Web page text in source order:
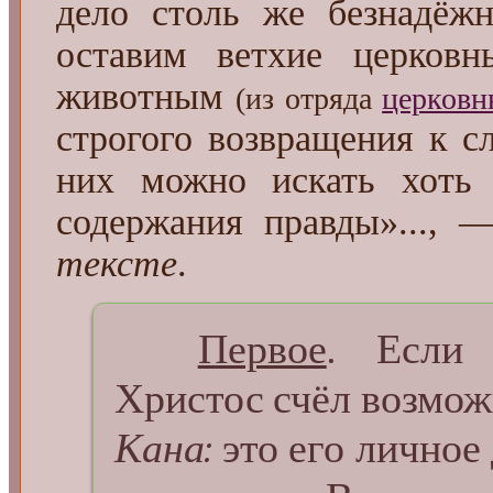
дело столь же
оставим ветхие
животным (из отряда
строгого возвращения к
них можно искать хоть
содержания правды»...,
тексте.
Первое. Если
Христос счёл
Кана: это его